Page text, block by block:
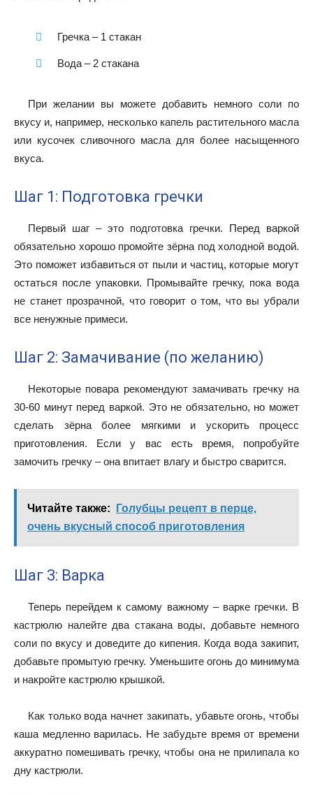
Гречка – 1 стакан
Вода – 2 стакана
При желании вы можете добавить немного соли по
вкусу и, например, несколько капель растительного масла
или кусочек сливочного масла для более насыщенного
вкуса.
Шаг 1: Подготовка гречки
Первый шаг – это подготовка гречки. Перед варкой
обязательно хорошо промойте зёрна под холодной водой.
Это поможет избавиться от пыли и частиц, которые могут
остаться после упаковки. Промывайте гречку, пока вода
не станет прозрачной, что говорит о том, что вы убрали
все ненужные примеси.
Шаг 2: Замачивание (по желанию)
Некоторые повара рекомендуют замачивать гречку на
30-60 минут перед варкой. Это не обязательно, но может
сделать зёрна более мягкими и ускорить процесс
приготовления. Если у вас есть время, попробуйте
замочить гречку – она впитает влагу и быстро сварится.
Читайте также:
Голубцы рецепт в перце,
очень вкусный способ приготовления
Шаг 3: Варка
Теперь перейдем к самому важному – варке гречки. В
кастрюлю налейте два стакана воды, добавьте немного
соли по вкусу и доведите до кипения. Когда вода закипит,
добавьте промытую гречку. Уменьшите огонь до минимума
и накройте кастрюлю крышкой.
Как только вода начнет закипать, убавьте огонь, чтобы
каша медленно варилась. Не забудьте время от времени
аккуратно помешивать гречку, чтобы она не прилипала ко
дну кастрюли.